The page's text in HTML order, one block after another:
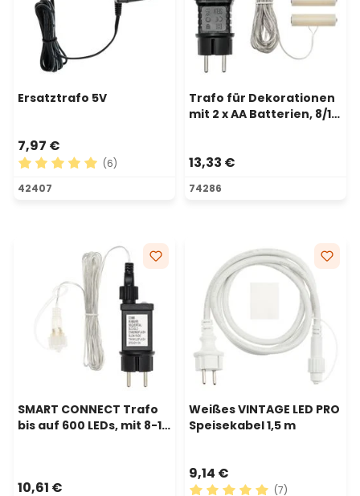
Ersatztrafo 5V
7,97 €
Durchschnittliche Bewertung von 5 von 5 Sternen
(6)
42407
Trafo für Dekorationen
mit 2 x AA Batterien, 8/16
13,33 €
74286
SMART CONNECT Trafo
bis auf 600 LEDs, mit 8-16
10,61 €
Weißes VINTAGE LED PRO
Speisekabel 1,5 m
9,14 €
(7)